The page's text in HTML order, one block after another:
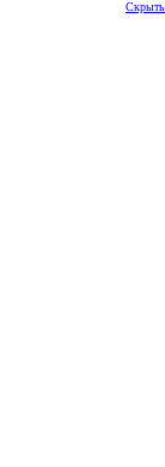
Скрыть